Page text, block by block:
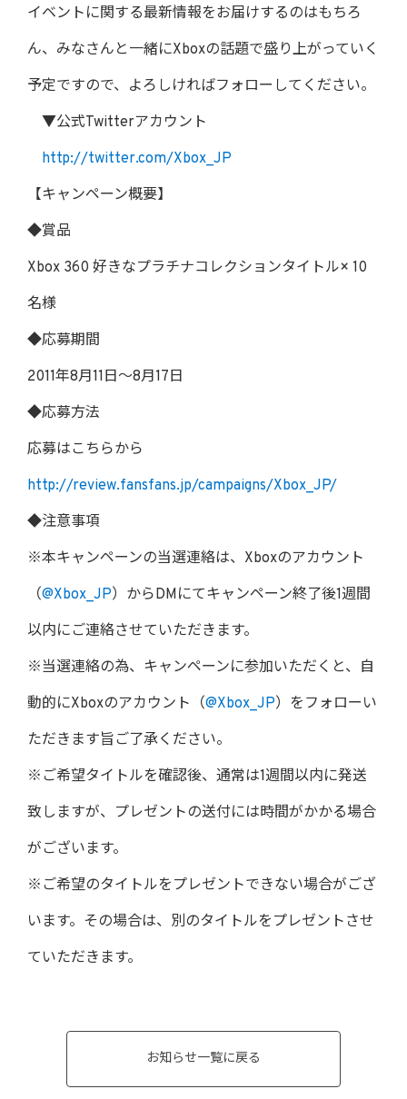
イベントに関する最新情報をお届けするのはもちろ
ん、みなさんと一緒にXboxの話題で盛り上がっていく
予定ですので、よろしければフォローしてください。
▼公式Twitterアカウント
http://twitter.com/Xbox_JP
【キャンペーン概要】
◆賞品
Xbox 360 好きなプラチナコレクションタイトル× 10
名様
◆応募期間
2011年8月11日～8月17日
◆応募方法
応募はこちらから
http://review.fansfans.jp/campaigns/Xbox_JP/
◆注意事項
※本キャンペーンの当選連絡は、Xboxのアカウント
（@Xbox_JP）からDMにてキャンペーン終了後1週間
以内にご連絡させていただきます。
※当選連絡の為、キャンペーンに参加いただくと、自
動的にXboxのアカウント（@Xbox_JP）をフォローい
ただきます旨ご了承ください。
※ご希望タイトルを確認後、通常は1週間以内に発送
致しますが、プレゼントの送付には時間がかかる場合
がございます。
※ご希望のタイトルをプレゼントできない場合がござ
います。その場合は、別のタイトルをプレゼントさせ
ていただきます。
お知らせ一覧に戻る